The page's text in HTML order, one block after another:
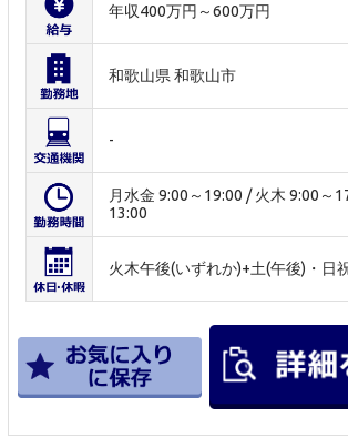
年収400万円～600万円
和歌山県 和歌山市
-
月水金 9:00～19:00 / 火木 9:00～
13:00
火木午後(いずれか)+土(午後)・日